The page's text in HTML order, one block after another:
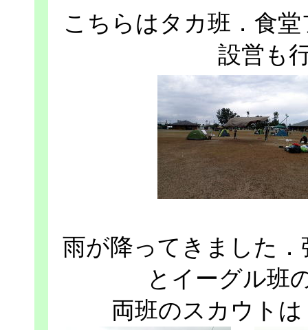
こちらはタカ班．食
設営も
雨が降ってきました
とイーグル班
両班のスカウト